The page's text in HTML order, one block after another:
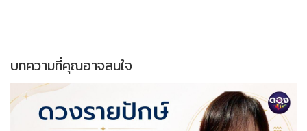
บทความที่คุณอาจสนใจ